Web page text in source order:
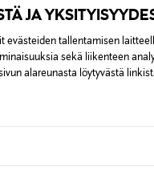
JA
evästeiden tallentamisen
sekä liikenteen
alareunasta löytyvästä